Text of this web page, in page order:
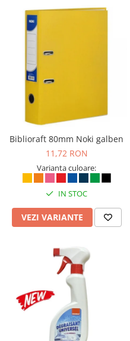
Biblioraft 80mm Noki galben
11,72 RON
Varianta culoare:
IN STOC
VEZI VARIANTE